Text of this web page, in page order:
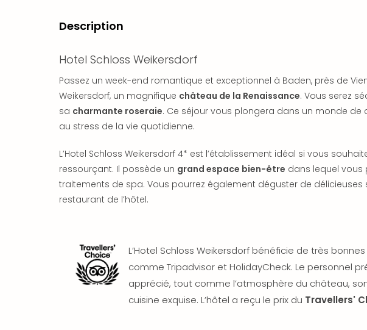
Description
Hotel Schloss Weikersdorf
Passez un week-end romantique et exceptionnel à Baden, près de
Weikersdorf, un magnifique château de la Renaissance. Vous serez
sa charmante roseraie. Ce séjour vous plongera dans un monde
au stress de la vie quotidienne.
L’Hotel Schloss Weikersdorf 4* est l’établissement idéal si vous
ressourçant. Il possède un grand espace bien-être dans lequel vous
traitements de spa. Vous pourrez également déguster de
restaurant de l’hôtel.
L’Hotel Schloss Weikersdorf bénéficie de très
comme Tripadvisor et HolidayCheck. Le personnel
apprécié, tout comme l’atmosphère du château,
cuisine exquise. L’hôtel a reçu le prix du Travellers'